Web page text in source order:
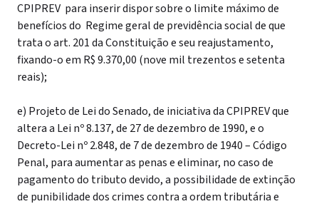
CPIPREV para inserir dispor sobre o limite máximo de
benefícios do Regime geral de previdência social de que
trata o art. 201 da Constituição e seu reajustamento,
fixando-o em R$ 9.370,00 (nove mil trezentos e setenta
reais);
e) Projeto de Lei do Senado, de iniciativa da CPIPREV que
altera a Lei nº 8.137, de 27 de dezembro de 1990, e o
Decreto-Lei nº 2.848, de 7 de dezembro de 1940 – Código
Penal, para aumentar as penas e eliminar, no caso de
pagamento do tributo devido, a possibilidade de extinção
de punibilidade dos crimes contra a ordem tributária e